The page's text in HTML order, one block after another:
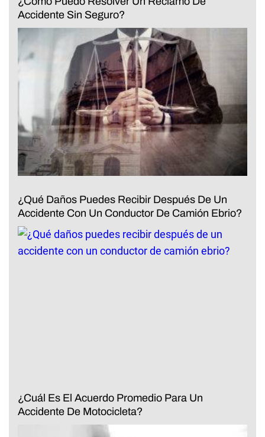
Accidente Sin Seguro?
¿Qué Daños Puedes Recibir Después De Un
Accidente Con Un Conductor De Camión Ebrio?
¿Cuál Es El Acuerdo Promedio Para Un
Accidente De Motocicleta?